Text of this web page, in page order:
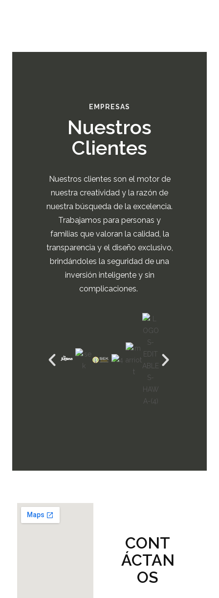
EMPRESAS
Nuestros
Clientes
Nuestros clientes son el motor de
nuestra creatividad y la razón de
nuestra búsqueda de la excelencia.
Trabajamos para personas y
familias que valoran la calidad, la
transparencia y el diseño exclusivo,
brindándoles la seguridad de una
inversión inteligente y sin
complicaciones.
CONT
ÁCTAN
OS